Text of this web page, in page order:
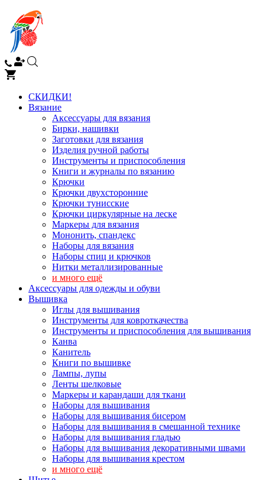
СКИДКИ!
Вязание
Аксессуары для вязания
Бирки, нашивки
Заготовки для вязания
Изделия ручной работы
Инструменты и приспособления
Книги и журналы по вязанию
Крючки
Крючки двухсторонние
Крючки тунисские
Крючки циркулярные на леске
Маркеры для вязания
Мононить, спандекс
Наборы для вязания
Наборы спиц и крючков
Нитки металлизированные
и много ещё
Аксессуары для одежды и обуви
Вышивка
Иглы для вышивания
Инструменты для ковроткачества
Инструменты и приспособления для вышивания
Канва
Канитель
Книги по вышивке
Лампы, лупы
Ленты шелковые
Маркеры и карандаши для ткани
Наборы для вышивания
Наборы для вышивания бисером
Наборы для вышивания в смешанной технике
Наборы для вышивания гладью
Наборы для вышивания декоративными швами
Наборы для вышивания крестом
и много ещё